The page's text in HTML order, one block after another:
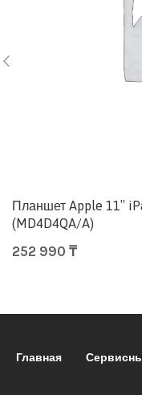
Планшет Apple 11″
(MD4D4QA/A)
252 990 ₸
Главная